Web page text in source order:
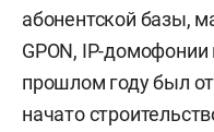
абонентской базы,
GPON, IP-
прошлом году был
начато